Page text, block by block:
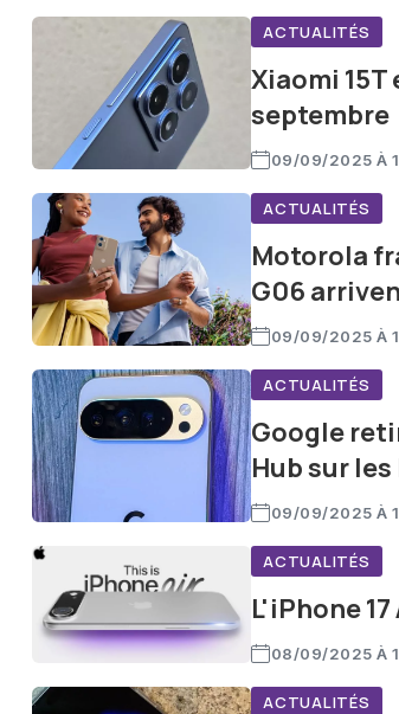
ACTUALITÉS
Xiaomi
septembre
09/09/2025 À
ACTUALITÉS
Motorola
G06
09/09/2025 À
ACTUALITÉS
Google
Hub sur les
09/09/2025 À
ACTUALITÉS
L'iPhone
08/09/2025 À
ACTUALITÉS